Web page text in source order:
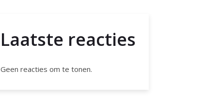
Laatste reacties
Geen reacties om te tonen.